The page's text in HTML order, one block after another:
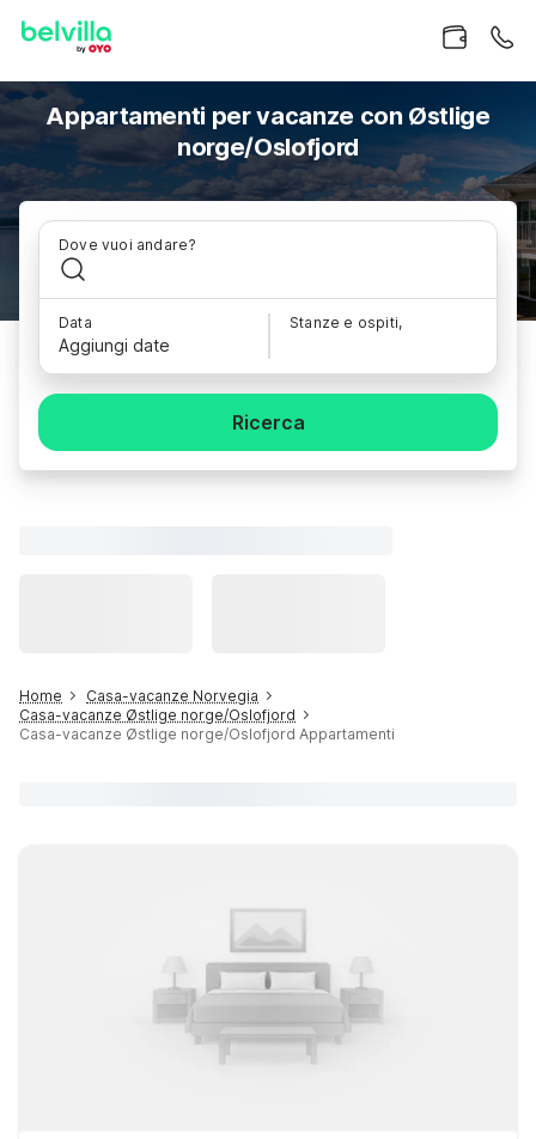
Appartamenti per vacanze con Østlige
norge/Oslofjord
Dove vuoi andare?
Data
Aggiungi date
Stanze e ospiti,
Ricerca
Home
Casa-vacanze Norvegia
Casa-vacanze Østlige norge/Oslofjord
Casa-vacanze Østlige norge/Oslofjord Appartamenti